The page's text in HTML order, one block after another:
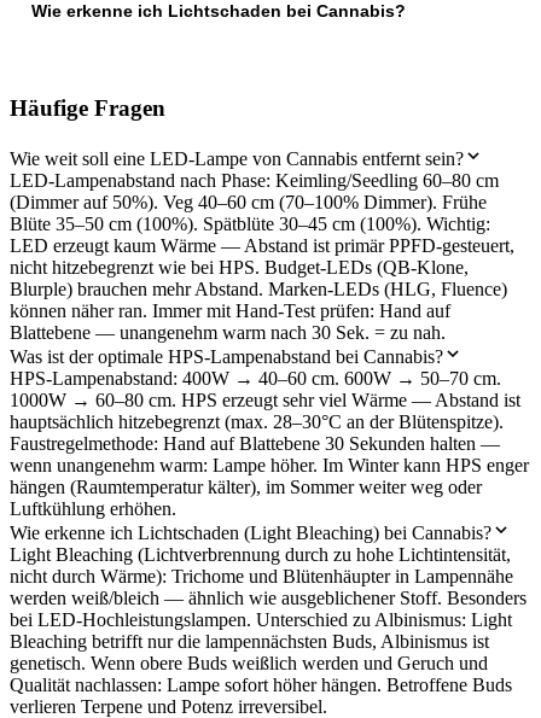
Wie erkenne ich Lichtschaden bei Cannabis?
Häufige Fragen
Wie weit soll eine LED-Lampe von Cannabis entfernt sein?
LED-Lampenabstand nach Phase: Keimling/Seedling 60–80 cm
(Dimmer auf 50%). Veg 40–60 cm (70–100% Dimmer). Frühe
Blüte 35–50 cm (100%). Spätblüte 30–45 cm (100%). Wichtig:
LED erzeugt kaum Wärme — Abstand ist primär PPFD-gesteuert,
nicht hitzebegrenzt wie bei HPS. Budget-LEDs (QB-Klone,
Blurple) brauchen mehr Abstand. Marken-LEDs (HLG, Fluence)
können näher ran. Immer mit Hand-Test prüfen: Hand auf
Blattebene — unangenehm warm nach 30 Sek. = zu nah.
Was ist der optimale HPS-Lampenabstand bei Cannabis?
HPS-Lampenabstand: 400W → 40–60 cm. 600W → 50–70 cm.
1000W → 60–80 cm. HPS erzeugt sehr viel Wärme — Abstand ist
hauptsächlich hitzebegrenzt (max. 28–30°C an der Blütenspitze).
Faustregelmethode: Hand auf Blattebene 30 Sekunden halten —
wenn unangenehm warm: Lampe höher. Im Winter kann HPS enger
hängen (Raumtemperatur kälter), im Sommer weiter weg oder
Luftkühlung erhöhen.
Wie erkenne ich Lichtschaden (Light Bleaching) bei Cannabis?
Light Bleaching (Lichtverbrennung durch zu hohe Lichtintensität,
nicht durch Wärme): Trichome und Blütenhäupter in Lampennähe
werden weiß/bleich — ähnlich wie ausgeblichener Stoff. Besonders
bei LED-Hochleistungslampen. Unterschied zu Albinismus: Light
Bleaching betrifft nur die lampennächsten Buds, Albinismus ist
genetisch. Wenn obere Buds weißlich werden und Geruch und
Qualität nachlassen: Lampe sofort höher hängen. Betroffene Buds
verlieren Terpene und Potenz irreversibel.